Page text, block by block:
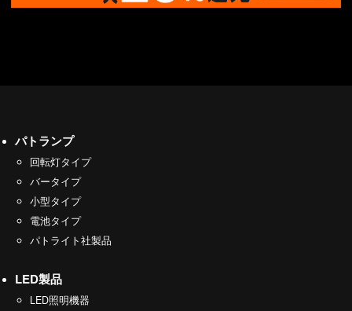
パトランプ
回転灯タイプ
バータイプ
小型タイプ
電池タイプ
パトライト社製品
LED製品
LED照明機器